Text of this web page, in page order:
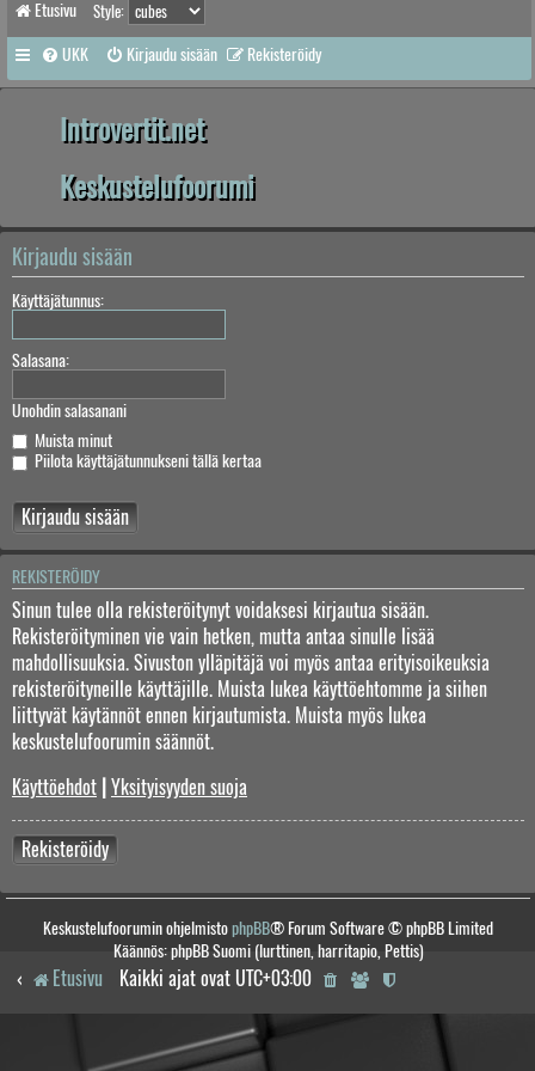
Etusivu Style:
UKK Kirjaudu sisään Rekisteröidy
Introvertit.net
Keskustelufoorumi
Kirjaudu sisään
Käyttäjätunnus:
Salasana:
Unohdin salasanani
Muista minut
Piilota käyttäjätunnukseni tällä kertaa
REKISTERÖIDY
Sinun tulee olla rekisteröitynyt voidaksesi kirjautua sisään.
Rekisteröityminen vie vain hetken, mutta antaa sinulle lisää
mahdollisuuksia. Sivuston ylläpitäjä voi myös antaa erityisoikeuksia
rekisteröityneille käyttäjille. Muista lukea käyttöehtomme ja siihen
liittyvät käytännöt ennen kirjautumista. Muista myös lukea
keskustelufoorumin säännöt.
Käyttöehdot Yksityisyyden suoja
Rekisteröidy
Keskustelufoorumin ohjelmistophpBB® Forum Software © phpBB Limited
Käännös: phpBB Suomi (lurttinen, harritapio, Pettis)
Etusivu Kaikki ajat ovat UTC+03:00